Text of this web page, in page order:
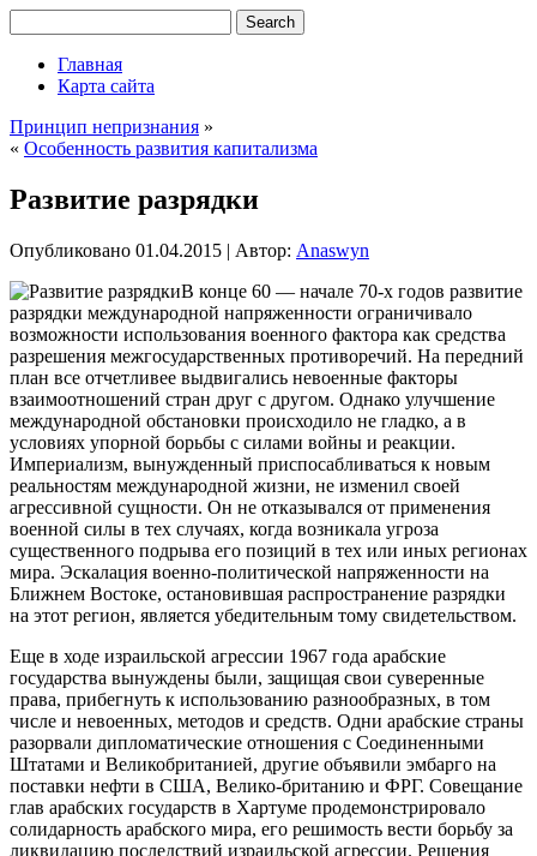
Главная
Карта сайта
Принцип непризнания »
« Особенность развития капитализма
Развитие разрядки
Опубликовано 01.04.2015 | Автор: Anaswyn
В конце 60 — начале 70-х годов развитие
разрядки международной напряженности ограничивало
возможности использования военного фактора как средства
разрешения межгосударственных противоречий. На передний
план все отчетливее выдвигались невоенные факторы
взаимоотношений стран друг с другом. Однако улучшение
международной обстановки происходило не гладко, а в
условиях упорной борьбы с силами войны и реакции.
Империализм, вынужденный приспосабливаться к новым
реальностям международной жизни, не изменил своей
агрессивной сущности. Он не отказывался от применения
военной силы в тех случаях, когда возникала угроза
существенного подрыва его позиций в тех или иных регионах
мира. Эскалация военно-политической напряженности на
Ближнем Востоке, остановившая распространение разрядки
на этот регион, является убедительным тому свидетельством.
Еще в ходе израильской агрессии 1967 года арабские
государства вынуждены были, защищая свои суверенные
права, прибегнуть к использованию разнообразных, в том
числе и невоенных, методов и средств. Одни арабские страны
разорвали дипломатические отношения с Соединенными
Штатами и Великобританией, другие объявили эмбарго на
поставки нефти в США, Велико-британию и ФРГ. Совещание
глав арабских государств в Хартуме продемонстрировало
солидарность арабского мира, его решимость вести борьбу за
ликвидацию последствий израильской агрессии. Решения